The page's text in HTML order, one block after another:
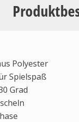
Polyester
Spielspaß
Grad